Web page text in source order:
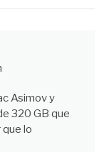
Asimov y
320 GB que
lo